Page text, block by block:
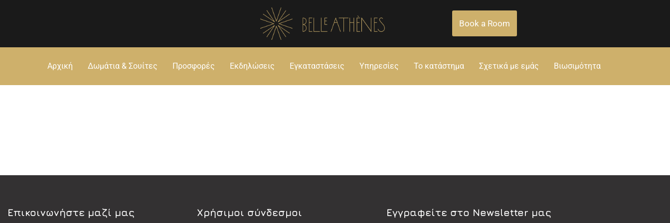
Book a Room
Αρχική Δωμάτια & Σουίτες Προσφορές Εκδηλώσεις Εγκαταστάσεις Υπηρεσίες Το κατάστημα Σχετικά με εμάς Βιωσιμότητα
Eπικοινωνήστε μαζί μας Χρήσιμοι σύνδεσμοι Εγγραφείτε στο Newsletter μας